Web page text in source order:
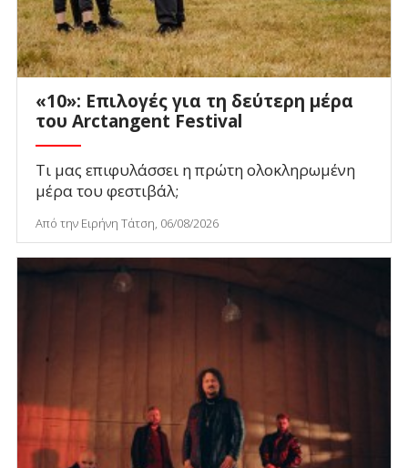
«10»: Επιλογές για τη δεύτερη μέρα
του Arctangent Festival
Τι μας επιφυλάσσει η πρώτη ολοκληρωμένη
μέρα του φεστιβάλ;
Από την Ειρήνη Τάτση, 06/08/2026